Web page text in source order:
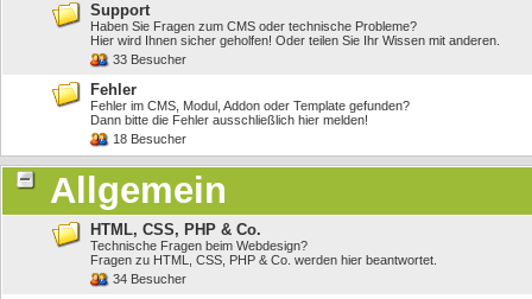
Support
Haben Sie Fragen zum CMS oder technische Probleme?
Hier wird Ihnen sicher geholfen! Oder teilen Sie Ihr Wissen mit anderen.
33 Besucher
Fehler
Fehler im CMS, Modul, Addon oder Template gefunden?
Dann bitte die Fehler ausschließlich hier melden!
18 Besucher
Allgemein
HTML, CSS, PHP & Co.
Technische Fragen beim Webdesign?
Fragen zu HTML, CSS, PHP & Co. werden hier beantwortet.
34 Besucher